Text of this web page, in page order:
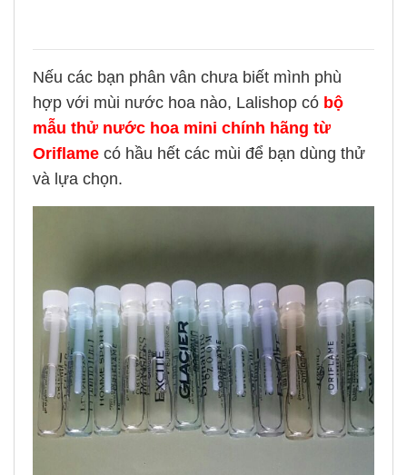
Nếu các bạn phân vân chưa biết mình phù
hợp với mùi nước hoa nào, Lalishop có bộ
mẫu thử nước hoa mini chính hãng từ
Oriflame có hầu hết các mùi để bạn dùng thử
và lựa chọn.